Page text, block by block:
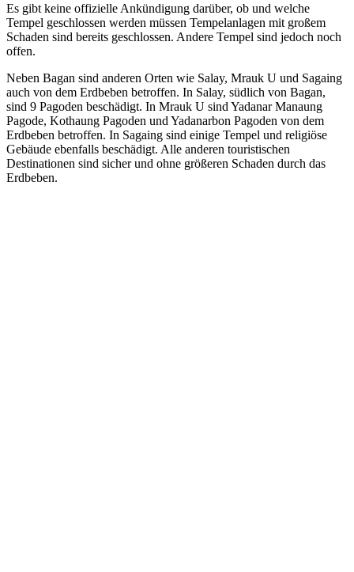
Es gibt keine offizielle Ankündigung darüber, ob und welche
Tempel geschlossen werden müssen Tempelanlagen mit großem
Schaden sind bereits geschlossen. Andere Tempel sind jedoch noch
offen.
Neben Bagan sind anderen Orten wie Salay, Mrauk U und Sagaing
auch von dem Erdbeben betroffen. In Salay, südlich von Bagan,
sind 9 Pagoden beschädigt. In Mrauk U sind Yadanar Manaung
Pagode, Kothaung Pagoden und Yadanarbon Pagoden von dem
Erdbeben betroffen. In Sagaing sind einige Tempel und religiöse
Gebäude ebenfalls beschädigt. Alle anderen touristischen
Destinationen sind sicher und ohne größeren Schaden durch das
Erdbeben.